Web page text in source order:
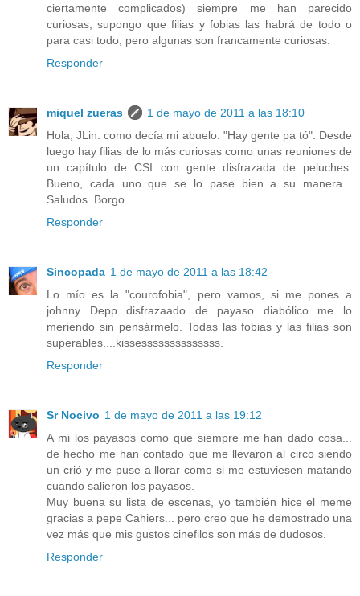
ciertamente complicados) siempre me han parecido
curiosas, supongo que filias y fobias las habrá de todo o
para casi todo, pero algunas son francamente curiosas.
Responder
miquel zueras
1 de mayo de 2011 a las 18:10
Hola, JLin: como decía mi abuelo: "Hay gente pa tó". Desde
luego hay filias de lo más curiosas como unas reuniones de
un capítulo de CSI con gente disfrazada de peluches.
Bueno, cada uno que se lo pase bien a su manera...
Saludos. Borgo.
Responder
Sincopada 1 de mayo de 2011 a las 18:42
Lo mío es la "courofobia", pero vamos, si me pones a
johnny Depp disfrazaado de payaso diabólico me lo
meriendo sin pensármelo. Todas las fobias y las filias son
superables....kissessssssssssssss.
Responder
Sr Nocivo 1 de mayo de 2011 a las 19:12
A mi los payasos como que siempre me han dado cosa...
de hecho me han contado que me llevaron al circo siendo
un crió y me puse a llorar como si me estuviesen matando
cuando salieron los payasos.
Muy buena su lista de escenas, yo también hice el meme
gracias a pepe Cahiers... pero creo que he demostrado una
vez más que mis gustos cinefilos son más de dudosos.
Responder